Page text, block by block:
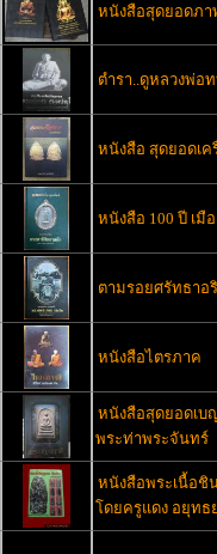
หนังสือสุดยอดภา
ตำรา..ดูหลวงพ่อ
หนังสือ สุดยอดเค
หนังสือ 100 ปี เมื
ตามรอยศรัทธาอ
หนังสือไตรภาค
หนังสือสุดยอดเบ
พระท่าพระจันทร์
หนังสือพระเนื้อชิ
โดยครูแดง อยุทธ